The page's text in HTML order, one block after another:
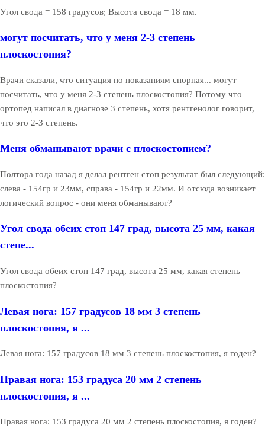
Угол свода = 158 градусов; Высота свода = 18 мм.
могут посчитать, что у меня 2-3 степень
плоскостопия?
Врачи сказали, что ситуация по показаниям спорная... могут
посчитать, что у меня 2-3 степень плоскостопия? Потому что
ортопед написал в диагнозе 3 степень, хотя рентгенолог говорит,
что это 2-3 степень.
Меня обманывают врачи с плоскостопием?
Полтора года назад я делал рентген стоп результат был следующий:
слева - 154гр и 23мм, справа - 154гр и 22мм. И отсюда возникает
логический вопрос - они меня обманывают?
Угол свода обеих стоп 147 град, высота 25 мм, какая
степе...
Угол свода обеих стоп 147 град, высота 25 мм, какая степень
плоскостопия?
Левая нога: 157 градусов 18 мм 3 степень
плоскостопия, я ...
Левая нога: 157 градусов 18 мм 3 степень плоскостопия, я годен?
Правая нога: 153 градуса 20 мм 2 степень
плоскостопия, я ...
Правая нога: 153 градуса 20 мм 2 степень плоскостопия, я годен?